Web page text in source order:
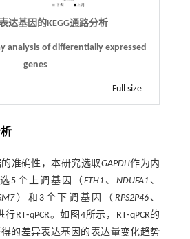
达基因的KEGG通路分析
analysis of differentially expressed
genes
Full size
准确性，本研究选取GAPDH作为内
5个上调基因（FTH1 、NDUFA1 、
）和3个下调基因（ RPS2P46、
行RT⁃qPCR。如 图4所示，RT⁃qPCR的
的差异表达基因的表达量变化趋势